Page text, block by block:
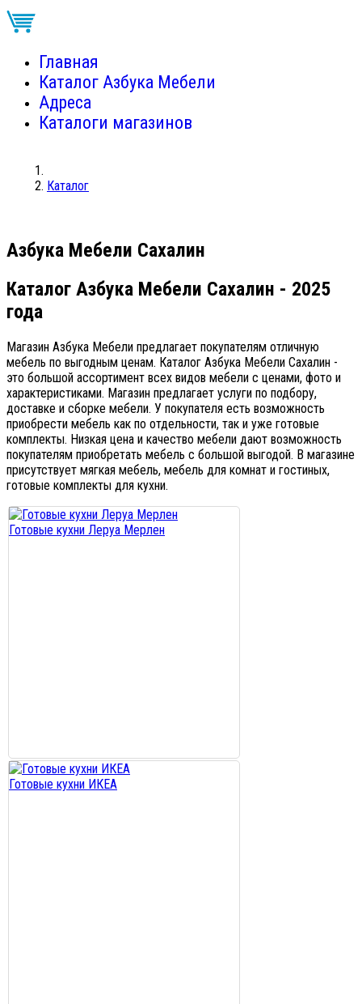
Главная
Каталог Азбука Мебели
Адреса
Каталоги магазинов
Каталог
Азбука Мебели Сахалин
Каталог Азбука Мебели Сахалин - 2025
года
Магазин Азбука Мебели предлагает покупателям отличную
мебель по выгодным ценам. Каталог Азбука Мебели Сахалин -
это большой ассортимент всех видов мебели с ценами, фото и
характеристиками. Магазин предлагает услуги по подбору,
доставке и сборке мебели. У покупателя есть возможность
приобрести мебель как по отдельности, так и уже готовые
комплекты. Низкая цена и качество мебели дают возможность
покупателям приобретать мебель с большой выгодой. В магазине
присутствует мягкая мебель, мебель для комнат и гостиных,
готовые комплекты для кухни.
Готовые кухни Леруа Мерлен
Готовые кухни ИКЕА